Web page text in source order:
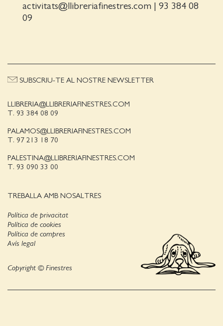
activitats@llibreriafinestres.com
93 384 08
09
LLIBRERIA@LLIBRERIAFINESTRES.COM
T. 93 384 08 09
PALAMOS@LLIBRERIAFINESTRES.COM
T. 97 213 18 70
PALESTINA@LLIBRERIAFINESTRES.COM
T. 93 090 33 00
TREBALLA AMB NOSALTRES
SUBSCRIU-TE AL NOSTRE NEWSLETTER
Política de privacitat
Política de cookies
Avís legal
Política de compres
Copyright © Finestres